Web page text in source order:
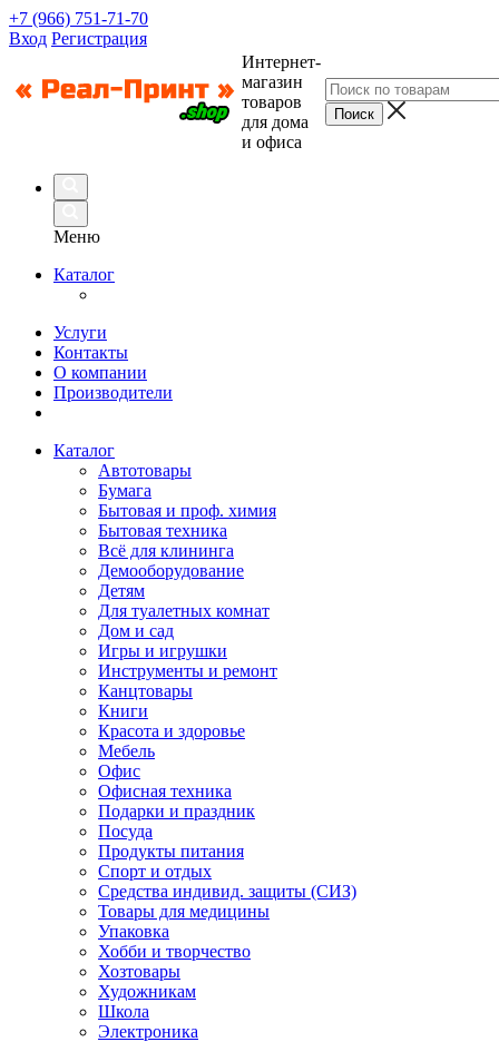
+7 (966) 751-71-70
Вход Регистрация
Интернет-
магазин
товаров
для дома
и офиса
Меню
Каталог
Услуги
Контакты
О компании
Производители
Каталог
Автотовары
Бумага
Бытовая и проф. химия
Бытовая техника
Всё для клининга
Демооборудование
Детям
Для туалетных комнат
Дом и сад
Игры и игрушки
Инструменты и ремонт
Канцтовары
Книги
Красота и здоровье
Мебель
Офис
Офисная техника
Подарки и праздник
Посуда
Продукты питания
Спорт и отдых
Средства индивид. защиты (СИЗ)
Товары для медицины
Упаковка
Хобби и творчество
Хозтовары
Художникам
Школа
Электроника